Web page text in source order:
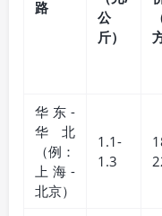
路
公
斤）
华东-
华北
（例：
上海-
北京）
1.1-
1.3